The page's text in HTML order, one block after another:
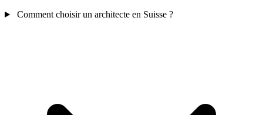
Comment choisir un architecte en Suisse ?